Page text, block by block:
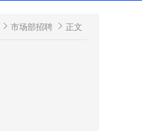
市场部招聘 正文